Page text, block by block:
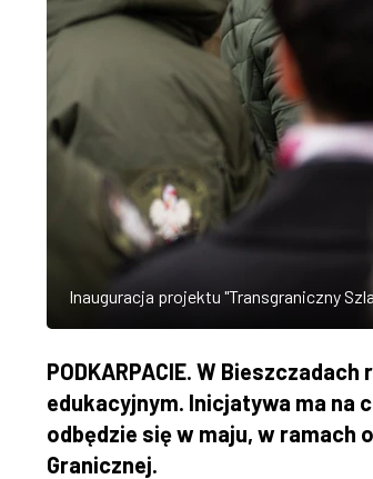
Inauguracja projektu "Transgraniczny
PODKARPACIE. W
edukacyjnym. Inicjatywa ma na
odbędzie się w maju, w ramach
Granicznej.